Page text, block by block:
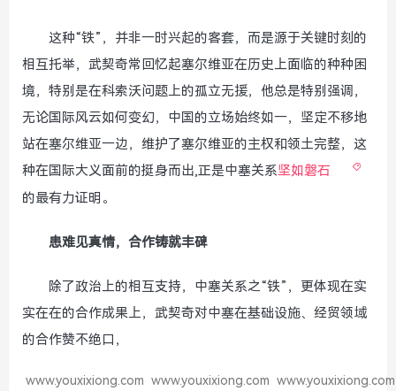
这种“铁”，并非一时兴起的客套，而是源于关键时刻的
相互托举，武契奇常回忆起塞尔维亚在历史上面临的种种困
境，特别是在科索沃问题上的孤立无援，他总是特别强调，
无论国际风云如何变幻，中国的立场始终如一，坚定不移地
站在塞尔维亚一边，维护了塞尔维亚的主权和领土完整，这
种在国际大义面前的挺身而出,正是中塞关系坚如磐石
的最有力证明。
患难见真情，合作铸就丰碑
除了政治上的相互支持，中塞关系之“铁”，更体现在实
实在在的合作成果上，武契奇对中塞在基础设施、经贸领域
的合作赞不绝口，
www.youxixiong.com www.youxixiong.com www.youxixiong.com